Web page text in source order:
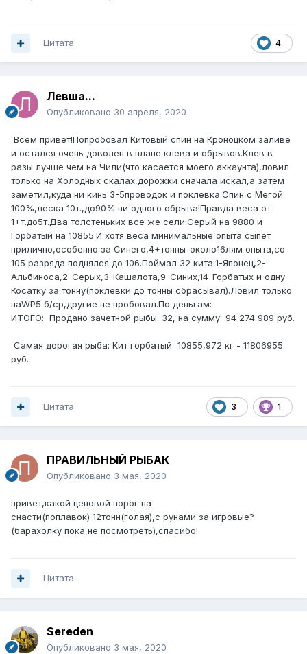
4
Цитата
Левша...
Опубликовано 30 апреля, 2020
Всем привет!Попробовал Китовый спин на Кроноцком заливе
и остался очень доволен в плане клева и обрывов.Клев в
разы лучше чем на Чили(что касается моего аккаунта),ловил
только на Холодных скалах,дорожки сначала искал,а затем
заметил,куда ни кинь 3-5проводок и поклевка.Спин с Мегой
100%,леска 10т.,до90% ни одного обрыва!Правда веса от
1+т.до5т.Два толстеньких все же сели:Серый на 9880 и
Горбатый на 10855.И хотя веса минимальные опыта сыпет
прилично,особенно за Синего,4+тонны-около16лям опыта,со
105 разряда поднялся до 106.Поймал 32 кита:1-Японец,2-
Альбиноса,2-Серых,3-Кашалота,9-Синих,14-Горбатых и одну
Косатку за тонну(поклевки до тонны сбрасывал).Ловил только
наWP5 б/ср,другие не пробовал.По деньгам:
ИТОГО: Продано зачетной рыбы: 32, на сумму 94 274 989 руб.
Самая дорогая рыба: Кит горбатый 10855,972 кг - 11806955
руб.
3 1
Цитата
ПРАВИЛЬНЫЙ РЫБАК
Опубликовано 3 мая, 2020
привет,какой ценовой порог на
снасти(поплавок) 12тонн(голая),с рунами за игровые?
(барахолку пока не посмотреть),спасибо!
Цитата
Sereden
Опубликовано 3 мая, 2020